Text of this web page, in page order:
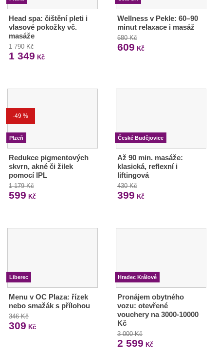
Head spa: čištění pleti i
vlasové pokožky vč.
masáže
1 790 Kč
1 349 Kč
Wellness v Pekle: 60–90
minut relaxace i masáž
680 Kč
609 Kč
-49 %
Plzeň
Redukce pigmentových
skvrn, akné či žilek
pomocí IPL
1 179 Kč
599 Kč
České Budějovice
Až 90 min. masáže:
klasická, reflexní i
liftingová
430 Kč
399 Kč
Liberec
Menu v OC Plaza: řízek
nebo smažák s přílohou
346 Kč
309 Kč
Hradec Králové
Pronájem obytného
vozu: otevřené
vouchery na 3000-10000
Kč
3 000 Kč
2 599 Kč